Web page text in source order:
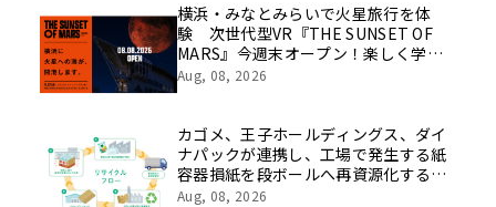
像を公開！
横浜・みなとみらいで火星旅行を体
験 次世代型VR『THE SUNSET OF
MARS』今週末オープン！楽しく学べ
るパネル展やワークショップなど関連
Aug, 08, 2026
カゴメ、王子ホールディングス、ダイ
ナパックが連携し、工場で発生する紙
容器損紙を段ボールへ再資源化する実
証を開始
Aug, 08, 2026